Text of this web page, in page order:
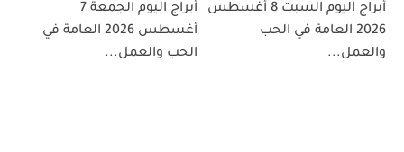
أبراج اليوم السبت 8 أغسطس
2026 العامة في الحب
والعمل...
أبراج اليوم الجمعة 7
أغسطس 2026 العامة في
الحب والعمل...